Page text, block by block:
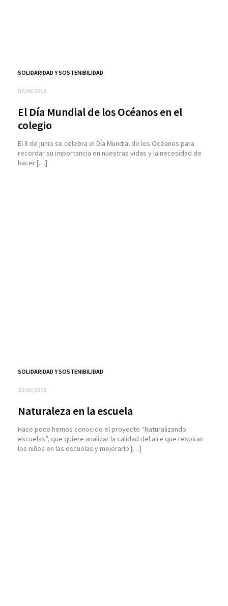
SOLIDARIDAD Y SOSTENIBILIDAD
07/06/2018
El Día Mundial de los Océanos en el
colegio
El 8 de junio se celebra el Día Mundial de los Océanos para
recordar su importancia en nuestras vidas y la necesidad de
hacer […]
SOLIDARIDAD Y SOSTENIBILIDAD
22/05/2018
Naturaleza en la escuela
Hace poco hemos conocido el proyecto “Naturalizando
escuelas”, que quiere analizar la calidad del aire que respiran
los niños en las escuelas y mejorarlo […]